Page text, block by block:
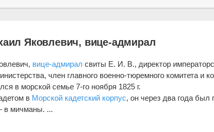
Яковлевич, вице-адмирал
вице-адмирал свиты Е. И. В., директор
член главного военно-тюремного комитета и
в морской семье 7-го ноября 1825 г.
в Морской кадетский корпус, он через два года был
в мичманы. ...